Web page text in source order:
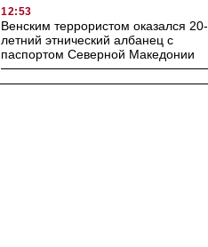
12:53
Венским террористом оказался 20-
летний этнический албанец с
паспортом Северной Македонии